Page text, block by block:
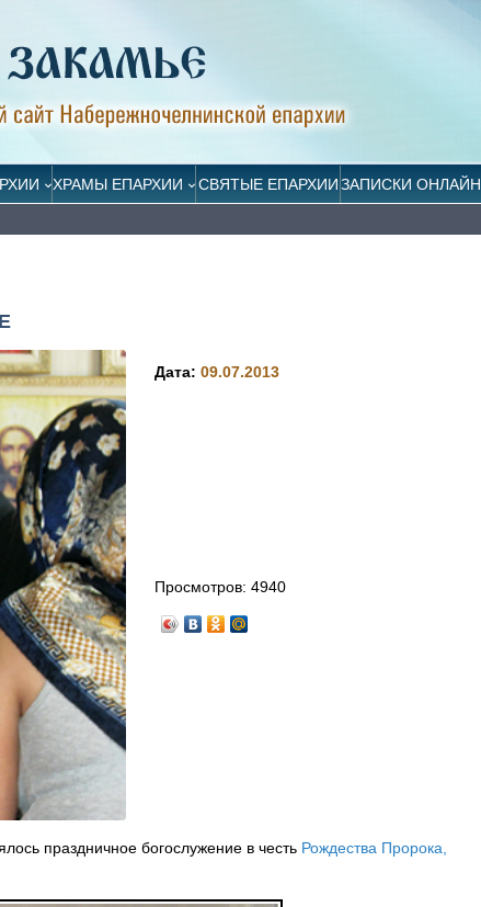
ХРАМЫ ЕПАРХИИ СВЯТЫЕ ЕПАРХИИЗАПИСКИ ОНЛАЙН
Дата:09.07.2013
Просмотров:4940
праздничное богослужение в честь Рождества Пророка,